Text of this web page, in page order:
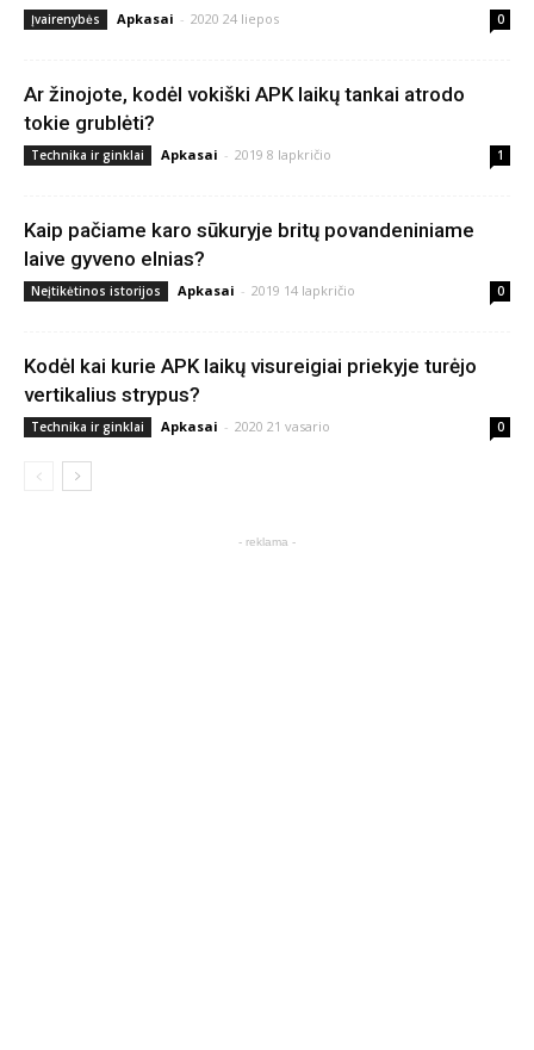
Įvairenybės Apkasai - 2020 24 liepos 0
Ar žinojote, kodėl vokiški APK laikų tankai atrodo
tokie grublėti?
Technika ir ginklai Apkasai - 2019 8 lapkričio 1
Kaip pačiame karo sūkuryje britų povandeniniame
laive gyveno elnias?
Neįtikėtinos istorijos Apkasai - 2019 14 lapkričio 0
Kodėl kai kurie APK laikų visureigiai priekyje turėjo
vertikalius strypus?
Technika ir ginklai Apkasai - 2020 21 vasario 0
- reklama -